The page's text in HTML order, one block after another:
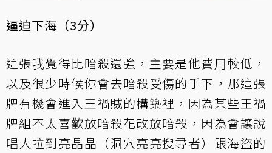
逼迫下海（3分）
這張我覺得比暗殺還強，主要是他費用較低，
以及很少時候你會去暗殺受傷的手下，那這張
牌有機會進入王禍賊的構築裡，因為某些王禍
牌組不太喜歡放暗殺花改放暗殺，因為會讓說
唱人拉到亮晶晶（洞穴亮亮搜尋者）跟海盜的